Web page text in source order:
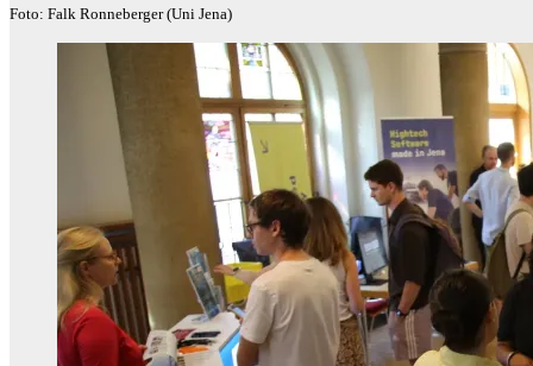
Foto: Falk Ronneberger (Uni Jena)